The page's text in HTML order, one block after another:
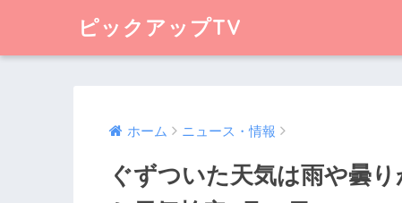
ピックアップTV
ホーム ニュース・情報
ぐずついた天気は雨や曇り